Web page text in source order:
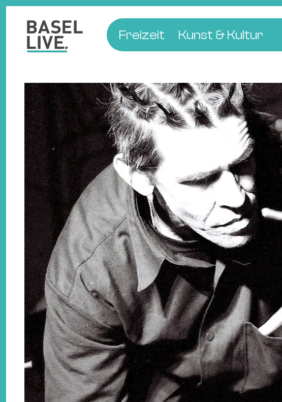
Freizeit
Club & Party
Familie & Kinder
Kino & Film
Hotels
Natur & Parks
Kunst & Kultur
Theater
Galerien &
Literatur &